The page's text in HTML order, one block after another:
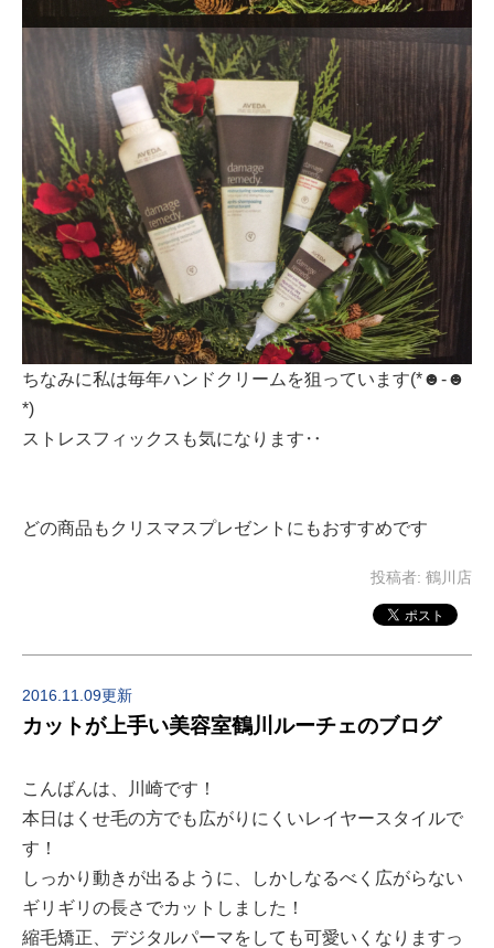
ちなみに私は毎年ハンドクリームを狙っています(*☻-☻
*)
ストレスフィックスも気になります‥
どの商品もクリスマスプレゼントにもおすすめです
投稿者: 鶴川店
2016.11.09更新
カットが上手い美容室鶴川ルーチェのブログ
こんばんは、川崎です！
本日はくせ毛の方でも広がりにくいレイヤースタイルで
す！
しっかり動きが出るように、しかしなるべく広がらない
ギリギリの長さでカットしました！
縮毛矯正、デジタルパーマをしても可愛いくなりますっ